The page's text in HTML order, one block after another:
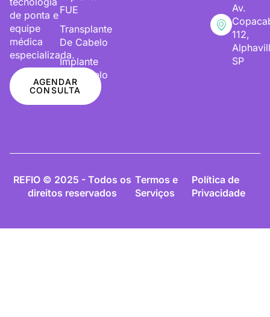
de ponta e
equipe
médica
especializada.
AGENDAR
CONSULTA
FUE
Transplante
De Cabelo
Implante
De Cabelo
Av.
112,
SP
REFIO © 2025 - Todos os
direitos reservados
Termos e
Serviços
Política de
Privacidade